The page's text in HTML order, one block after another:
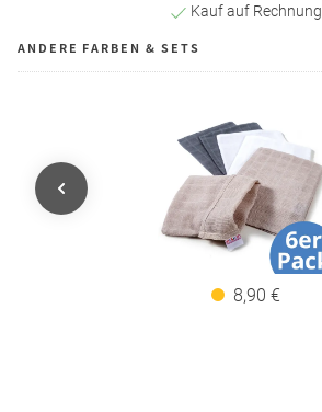
Kauf auf Rechnung
ANDERE FARBEN & SETS
8,90 €